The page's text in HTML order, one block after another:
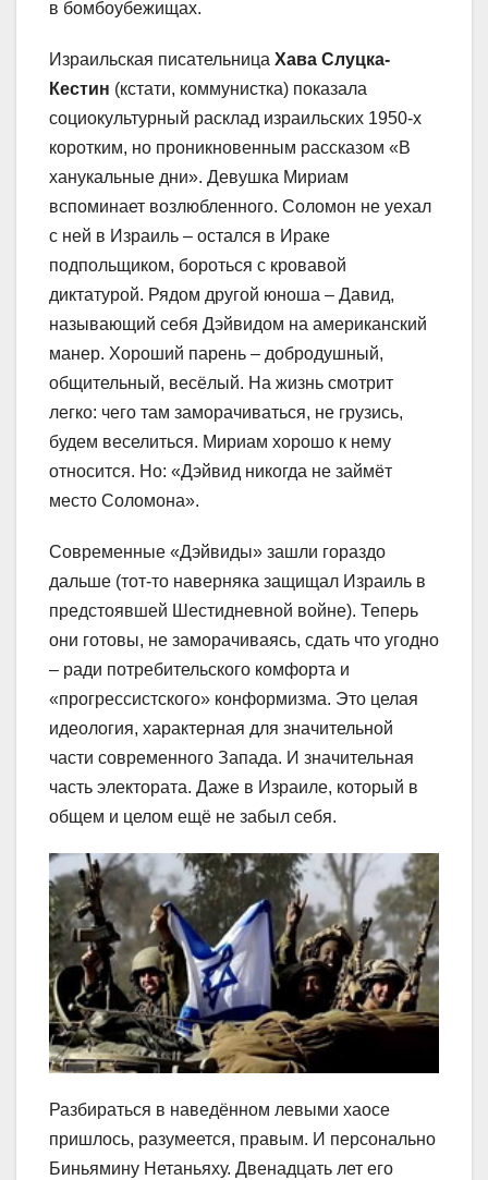
в бомбоубежищах.
Израильская писательница Хава Слуцка-
Кестин (кстати, коммунистка) показала
социокультурный расклад израильских 1950-х
коротким, но проникновенным рассказом «В
ханукальные дни». Девушка Мириам
вспоминает возлюбленного. Соломон не уехал
с ней в Израиль – остался в Ираке
подпольщиком, бороться с кровавой
диктатурой. Рядом другой юноша – Давид,
называющий себя Дэйвидом на американский
манер. Хороший парень – добродушный,
общительный, весёлый. На жизнь смотрит
легко: чего там заморачиваться, не грузись,
будем веселиться. Мириам хорошо к нему
относится. Но: «Дэйвид никогда не займёт
место Соломона».
Современные «Дэйвиды» зашли гораздо
дальше (тот-то наверняка защищал Израиль в
предстоявшей Шестидневной войне). Теперь
они готовы, не заморачиваясь, сдать что угодно
– ради потребительского комфорта и
«прогрессистского» конформизма. Это целая
идеология, характерная для значительной
части современного Запада. И значительная
часть электората. Даже в Израиле, который в
общем и целом ещё не забыл себя.
Разбираться в наведённом левыми хаосе
пришлось, разумеется, правым. И персонально
Биньямину Нетаньяху. Двенадцать лет его